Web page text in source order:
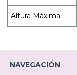
Altura Máxima
NAVEGACIÓN